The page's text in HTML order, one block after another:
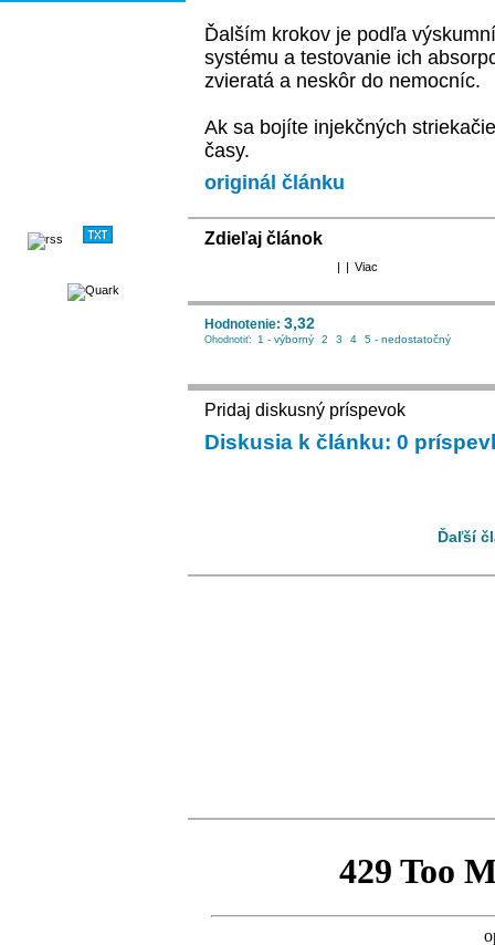
Ďalším krokov je podľa
systému a testovanie ich
zvieratá a neskôr do nemocníc.
Ak sa bojíte injekčných
časy.
originál článku
Zdieľaj článok
| | Viac
Hodnotenie: 3,32
Ohodnotiť: 1 - výborný 2 3 4 5 - nedostatočný
Pridaj diskusný príspevok
Diskusia k článku: 0
Ďaľší